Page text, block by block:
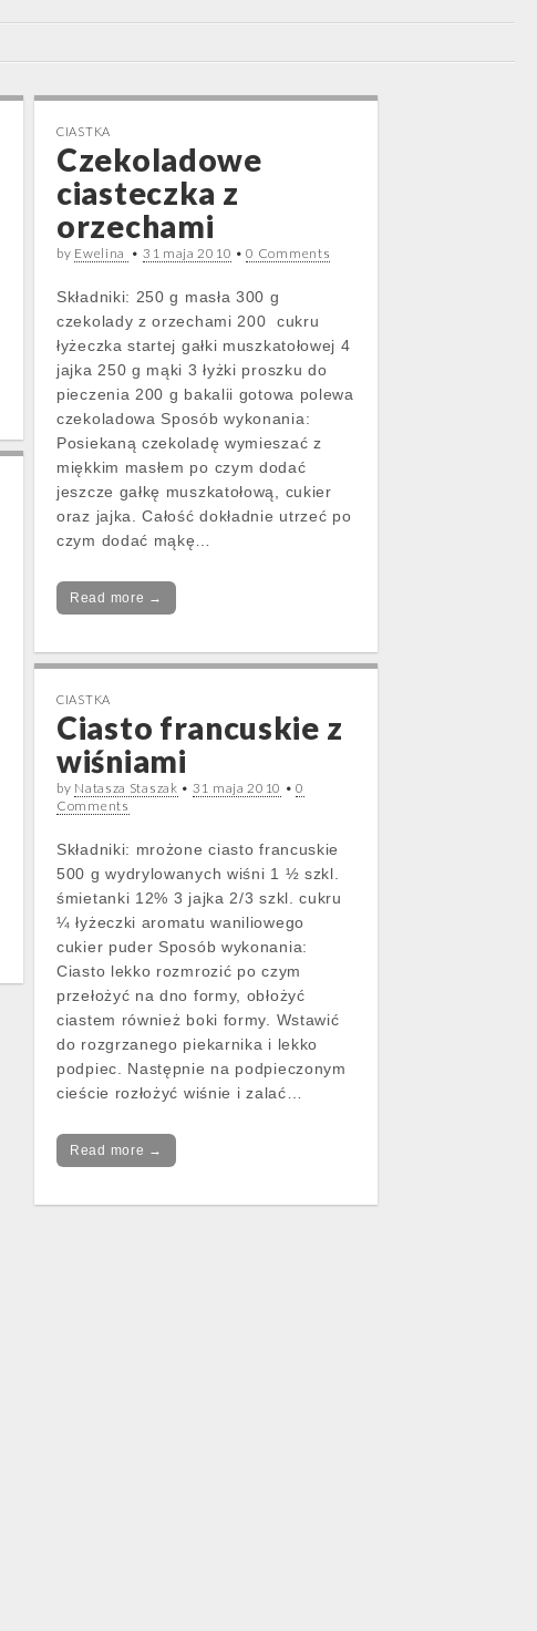
CIASTKA
Czekoladowe
ciasteczka z
orzechami
by Ewelina • 31 maja 2010 •0 Comments
Składniki: 250 g masła 300 g
czekolady z orzechami 200 cukru
łyżeczka startej gałki muszkatołowej 4
jajka 250 g mąki 3 łyżki proszku do
pieczenia 200 g bakalii gotowa polewa
czekoladowa Sposób wykonania:
Posiekaną czekoladę wymieszać z
miękkim masłem po czym dodać
jeszcze gałkę muszkatołową, cukier
oraz jajka. Całość dokładnie utrzeć po
czym dodać mąkę…
Read more →
CIASTKA
Ciasto francuskie z
wiśniami
by Natasza Staszak • 31 maja 2010 •0
Comments
Składniki: mrożone ciasto francuskie
500 g wydrylowanych wiśni 1 ½ szkl.
śmietanki 12% 3 jajka 2/3 szkl. cukru
¼ łyżeczki aromatu waniliowego
cukier puder Sposób wykonania:
Ciasto lekko rozmrozić po czym
przełożyć na dno formy, obłożyć
ciastem również boki formy. Wstawić
do rozgrzanego piekarnika i lekko
podpiec. Następnie na podpieczonym
cieście rozłożyć wiśnie i zalać…
Read more →